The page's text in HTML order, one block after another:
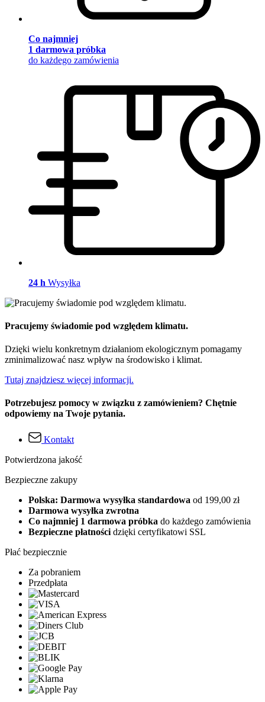
Co najmniej
1 darmowa próbka
do każdego zamówienia
24 h Wysyłka
Pracujemy świadomie pod względem klimatu.
Dzięki wielu konkretnym działaniom ekologicznym pomagamy
zminimalizować nasz wpływ na środowisko i klimat.
Tutaj znajdziesz więcej informacji.
Potrzebujesz pomocy w związku z zamówieniem? Chętnie
odpowiemy na Twoje pytania.
Kontakt
Potwierdzona jakość
Bezpieczne zakupy
Polska: Darmowa wysyłka standardowa od 199,00 zł
Darmowa wysyłka zwrotna
Co najmniej 1 darmowa próbka do każdego zamówienia
Bezpieczne płatności dzięki certyfikatowi SSL
Płać bezpiecznie
Za pobraniem
Przedpłata